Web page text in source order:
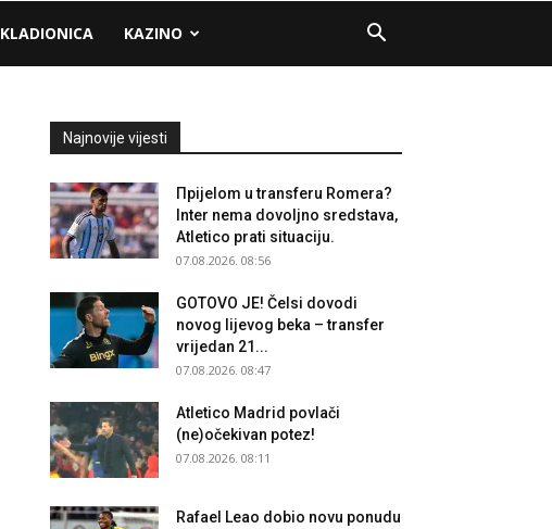
KLADIONICA KAZINO
Najnovije vijesti
Прijelom u transferu Romera?
Inter nema dovoljno sredstava,
Atletico prati situaciju.
07.08.2026. 08:56
GOTOVO JE! Čelsi dovodi
novog lijevog beka – transfer
vrijedan 21...
07.08.2026. 08:47
Atletico Madrid povlači
(ne)očekivan potez!
07.08.2026. 08:11
Rafael Leao dobio novu ponudu